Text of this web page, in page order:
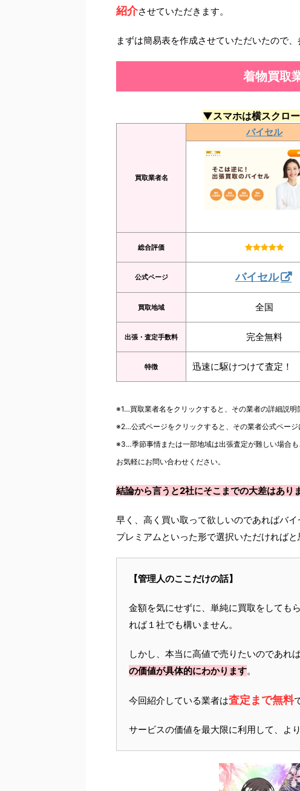
紹介させていただきます。
まずは簡易表を作成させていただいたので
着物買取
▼スマホは横スクロ
買取業者名
バイセル
総合評価
公式ページ バイセル
買取地域 全国
出張・査定手数料 完全無料
特徴 迅速に駆けつけて査定！
※1…買取業者名をクリックすると、その業者の詳細説明
※2…公式ページをクリックすると、その業者公式ページ
※3…季節事情または一部地域は出張査定が難しい場合
お気軽にお問い合わせください。
結論から言うと2社にそこまでの大差はあり
早く、高く買い取って欲しいのであればバ
プレミアムといった形で選択いただければと
【管理人のここだけの話】
金額を気にせずに、単純に買取をしても
れば１社でも構いません。
しかし、本当に高値で売りたいのであれば
の価値が具体的にわかります。
今回紹介している業者は査定まで無料
サービスの価値を最大限に利用して、よ